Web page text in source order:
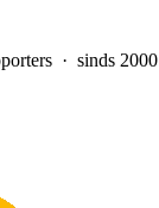
· sinds 2000